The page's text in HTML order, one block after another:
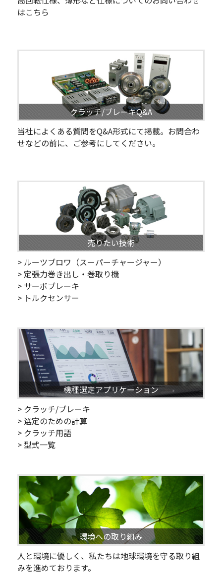
はこちら
クラッチ/ブレーキQ&A
当社によくある質問をQ&A形式にて掲載。お問合わ
せなどの前に、ご参考にしてください。
売りたい技術
> ルーツブロワ（スーパーチャージャー）
> 定張力巻き出し・巻取り機
> サーボブレーキ
> トルクセンサー
機種選定アプリケーション
> クラッチ/ブレーキ
> 選定のための計算
> クラッチ用語
> 型式一覧
環境への取り組み
人と環境に優しく、私たちは地球環境を守る取り組
みを進めております。